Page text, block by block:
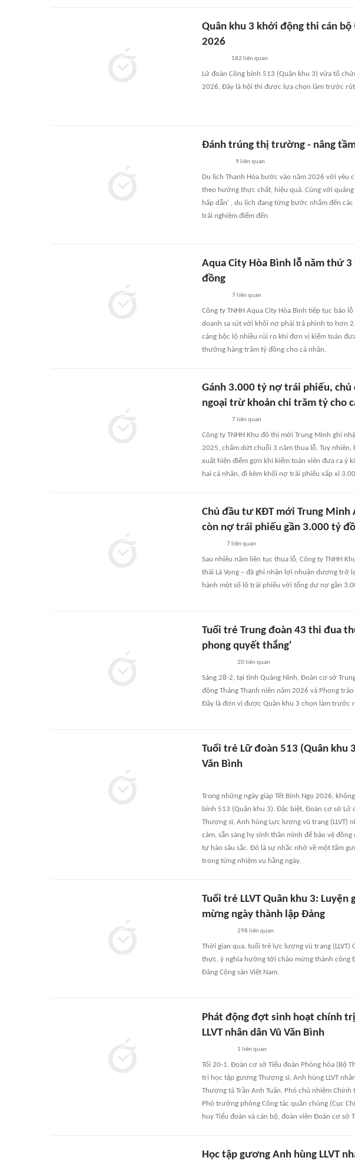
Quân khu 3 khởi động thi cán
2026
182 liên quan
Lữ đoàn Công binh 513 (Quân khu 3) vừa tổ
2026. Đây là hội thi được lựa chọn làm trước
Đánh trúng thị trường - nâng
9 liên quan
Du lịch Thanh Hóa bước vào năm 2026 với yêu
theo hướng thực chất, hiệu quả. Cùng với
hấp dẫn' , du lịch đang từng bước nhắm đến
trải nghiệm điểm đến.
Aqua City Hòa Bình lỗ năm thứ
đồng
7liên quan
Công ty TNHH Aqua City Hòa Bình tiếp tục báo
doanh sa sút với khối nợ phải trả phình to hơn
càng bộc lộ nhiều rủi ro khi đơn vị kiểm toán
thường hàng trăm tỷ đồng cho cá nhân.
Gánh 3.000 tỷ nợ trái phiếu,
ngoại trừ khoản chi trăm tỷ cho
7liên quan
Công ty TNHH Khu đô thị mới Trung Minh ghi
2025, chấm dứt chuỗi 3 năm thua lỗ. Tuy nhiên,
xuất hiện điểm gợn khi kiểm toán viên đưa ra ý
hai cá nhân, đi kèm khối nợ trái phiếu xấp xỉ
Chủ đầu tư KĐT mới Trung
còn nợ trái phiếu gần 3.000 tỷ
7 liên quan
Sau nhiều năm liên tục thua lỗ, Công ty TNHH
thái Lã Vọng – đã ghi nhận lợi nhuận dương trở
hành một số lô trái phiếu với tổng dư nợ gần
Tuổi trẻ Trung đoàn 43 thi đua
phong quyết thắng'
20 liên quan
Sáng 28-2, tại tỉnh Quảng Ninh, Đoàn cơ sở
động Tháng Thanh niên năm 2026 và Phong
Đây là đơn vị được Quân khu 3 chọn làm trước
Tuổi trẻ Lữ đoàn 513 (Quân khu
Văn Bình
Trong những ngày giáp Tết Bính Ngọ 2026,
binh 513 (Quân khu 3). Đặc biệt, Đoàn cơ sở
Thượng sĩ, Anh hùng Lực lượng vũ trang (LLVT)
cảm, sẵn sàng hy sinh thân mình để bảo vệ
tự hào sâu sắc. Đó là sự nhắc nhớ về một tấm
trong từng nhiệm vụ hằng ngày.
Tuổi trẻ LLVT Quân khu 3:
mừng ngày thành lập Đảng
298 liên quan
Thời gian qua, tuổi trẻ lực lượng vũ trang
thực, ý nghĩa hướng tới chào mừng thành công
Đảng Cộng sản Việt Nam.
Phát động đợt sinh hoạt chính
LLVT nhân dân Vũ Văn Bình
1 liên quan
Tối 20-1, Đoàn cơ sở Tiểu đoàn Phòng hóa (Bộ
trị học tập gương Thượng sĩ, Anh hùng LLVT
Thượng tá Trần Anh Tuấn, Phó chủ nhiệm
Phó trưởng phòng Công tác quần chúng (Cục
huy Tiểu đoàn và cán bộ, đoàn viên Đoàn cơ sở
Học tập gương Anh hùng LLVT